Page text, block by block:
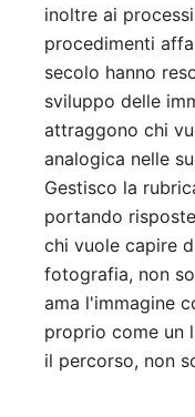
inoltre ai
procedimenti
secolo hanno
sviluppo delle
attraggono chi
analogica nelle
Gestisco la
portando
chi vuole capire
fotografia, non
ama l'immagine
proprio come un
il percorso, non